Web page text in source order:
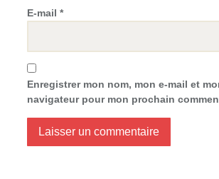
E-mail *
Enregistrer mon nom, mon e-mail et
navigateur pour mon prochain